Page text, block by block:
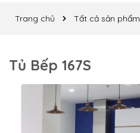
Trang chủ Tất cả sản phẩm
Tủ Bếp 167S